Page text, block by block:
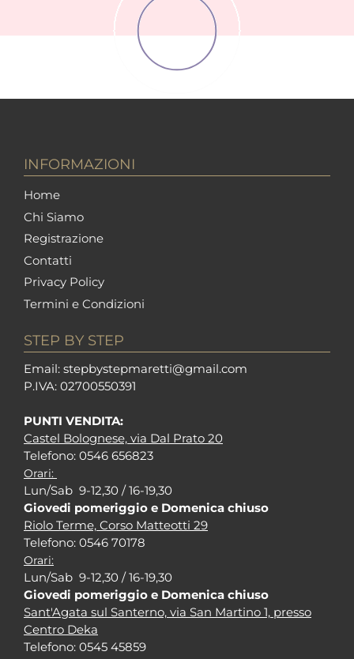
INFORMAZIONI
Home
Chi Siamo
Registrazione
Contatti
Privacy Policy
Termini e Condizioni
STEP BY STEP
Email: stepbystepmaretti@gmail.com
P.IVA: 02700550391
PUNTI VENDITA:
Castel Bolognese, via Dal Prato 20
Telefono: 0546 656823
Orari:
Lun/Sab 9-12,30 / 16-19,30
Giovedi pomeriggio e Domenica chiuso
Riolo Terme, Corso Matteotti 29
Telefono: 0546 70178
Orari:
Lun/Sab 9-12,30 / 16-19,30
Giovedi pomeriggio e Domenica chiuso
Sant'Agata sul Santerno, via San Martino 1, presso
Centro Deka
Telefono: 0545 45859